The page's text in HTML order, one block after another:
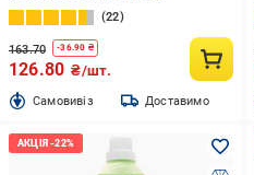
22
163.70 -36.90 ₴
126.80 ₴/шт.
Cамовивіз Доставимо